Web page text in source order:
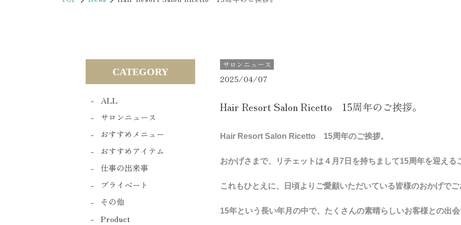
サロンニュース
2025/04/07
Hair Resort Salon Ricetto 15周年のご挨拶。
Hair Resort Salon Ricetto 15周年のご挨拶。
おかげさまで、リチェットは４月7日を持ちまして15周年を迎える
これもひとえに、日頃よりご愛顧いただいている皆様のおかげでご
15年という長い年月の中で、たくさんの素晴らしいお客様との出会
CATEGORY
ALL
サロンニュース
おすすめメニュー
おすすめアイテム
仕事の出来事
プライベート
その他
Product